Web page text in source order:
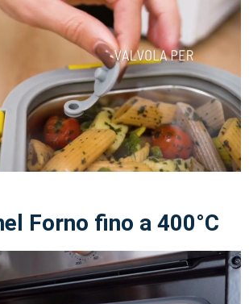
Forno fino a 400°C